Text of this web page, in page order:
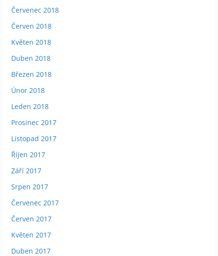
Červenec 2018
Červen 2018
Květen 2018
Duben 2018
Březen 2018
Únor 2018
Leden 2018
Prosinec 2017
Listopad 2017
Říjen 2017
Září 2017
Srpen 2017
Červenec 2017
Červen 2017
Květen 2017
Duben 2017